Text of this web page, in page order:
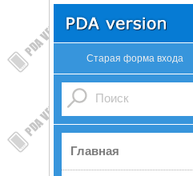
Старая форма входа
Главная